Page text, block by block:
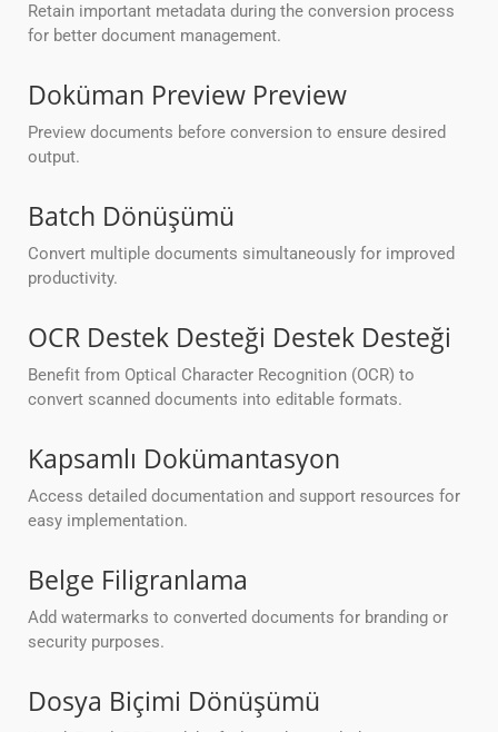
Retain important metadata during the conversion process
for better document management.
Doküman Preview Preview
Preview documents before conversion to ensure desired
output.
Batch Dönüşümü
Convert multiple documents simultaneously for improved
productivity.
OCR Destek Desteği Destek Desteği
Benefit from Optical Character Recognition (OCR) to
convert scanned documents into editable formats.
Kapsamlı Dokümantasyon
Access detailed documentation and support resources for
easy implementation.
Belge Filigranlama
Add watermarks to converted documents for branding or
security purposes.
Dosya Biçimi Dönüşümü